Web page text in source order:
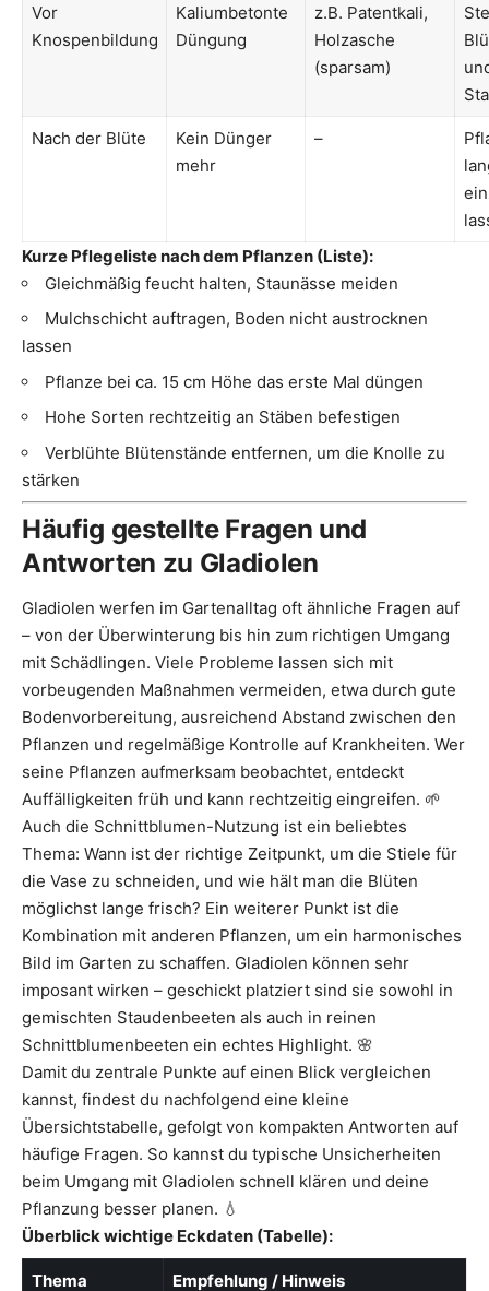
Vor
Knospenbildung
Kaliumbetonte
Düngung
z.B. Patentkali,
Holzasche
(sparsam)
Nach der Blüte
Kein Dünger
mehr
–
Kurze Pflegeliste nach dem Pflanzen (Liste):
Gleichmäßig feucht halten, Staunässe meiden
Mulchschicht auftragen, Boden nicht austrocknen
lassen
Pflanze bei ca. 15 cm Höhe das erste Mal düngen
Hohe Sorten rechtzeitig an Stäben befestigen
Verblühte Blütenstände entfernen, um die Knolle zu
stärken
Häufig gestellte Fragen und
Antworten zu Gladiolen
Gladiolen werfen im Gartenalltag oft ähnliche Fragen auf
– von der Überwinterung bis hin zum richtigen Umgang
mit Schädlingen. Viele Probleme lassen sich mit
vorbeugenden Maßnahmen vermeiden, etwa durch gute
Bodenvorbereitung, ausreichend Abstand zwischen den
Pflanzen und regelmäßige Kontrolle auf Krankheiten. Wer
seine Pflanzen aufmerksam beobachtet, entdeckt
Auffälligkeiten früh und kann rechtzeitig eingreifen. 🌱
Auch die Schnittblumen-Nutzung ist ein beliebtes
Thema: Wann ist der richtige Zeitpunkt, um die Stiele für
die Vase zu schneiden, und wie hält man die Blüten
möglichst lange frisch? Ein weiterer Punkt ist die
Kombination mit anderen Pflanzen, um ein harmonisches
Bild im Garten zu schaffen. Gladiolen können sehr
imposant wirken – geschickt platziert sind sie sowohl in
gemischten Staudenbeeten als auch in reinen
Schnittblumenbeeten ein echtes Highlight. 🌸
Damit du zentrale Punkte auf einen Blick vergleichen
kannst, findest du nachfolgend eine kleine
Übersichtstabelle, gefolgt von kompakten Antworten auf
häufige Fragen. So kannst du typische Unsicherheiten
beim Umgang mit Gladiolen schnell klären und deine
Pflanzung besser planen. 💧
Überblick wichtige Eckdaten (Tabelle):
Thema Empfehlung / Hinweis